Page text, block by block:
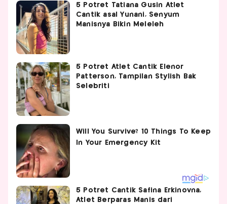
5 Potret Tatiana Gusin Atlet
Cantik asal Yunani, Senyum
Manisnya Bikin Meleleh
5 Potret Atlet Cantik Elenor
Patterson, Tampilan Stylish Bak
Selebriti
5 Potret Cantik Safina Erkinovna,
Atlet Berparas Manis dari